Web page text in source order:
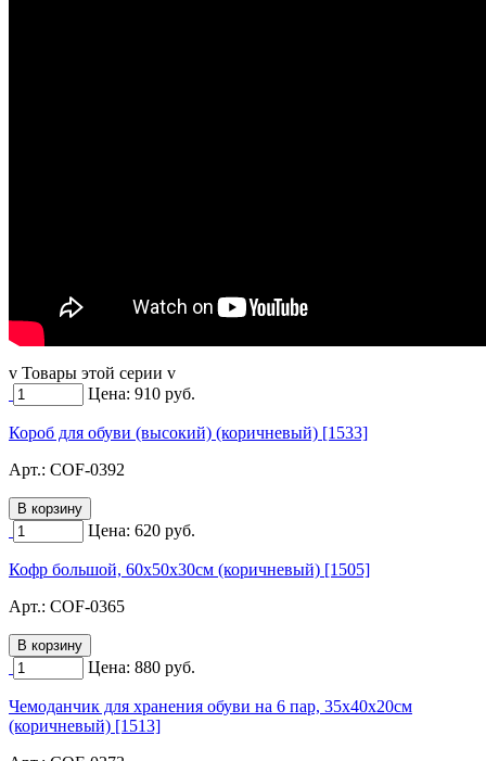
v Товары этой серии v
Цена: 910 руб.
Короб для обуви (высокий) (коричневый) [1533]
Арт.: COF-0392
Цена: 620 руб.
Кофр большой, 60х50х30см (коричневый) [1505]
Арт.: COF-0365
Цена: 880 руб.
Чемоданчик для хранения обуви на 6 пар, 35х40х20см
(коричневый) [1513]